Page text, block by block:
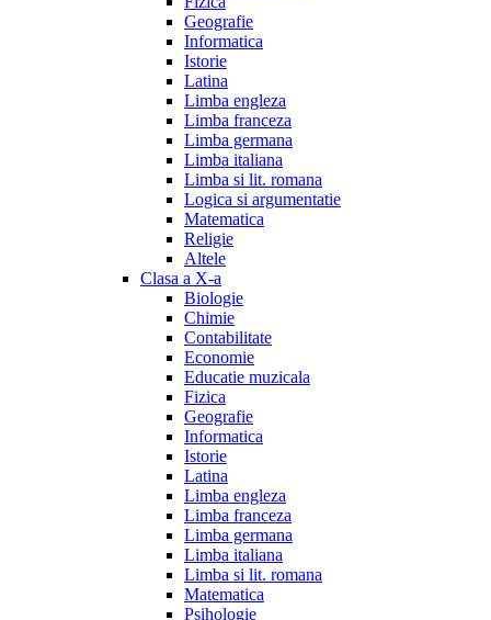
Geografie
Informatica
Istorie
Latina
Limba engleza
Limba franceza
Limba germana
Limba italiana
Limba si lit. romana
Logica si argumentatie
Matematica
Religie
Altele
Clasa a X-a
Biologie
Chimie
Contabilitate
Economie
Educatie muzicala
Fizica
Geografie
Informatica
Istorie
Latina
Limba engleza
Limba franceza
Limba germana
Limba italiana
Limba si lit. romana
Matematica
Psihologie